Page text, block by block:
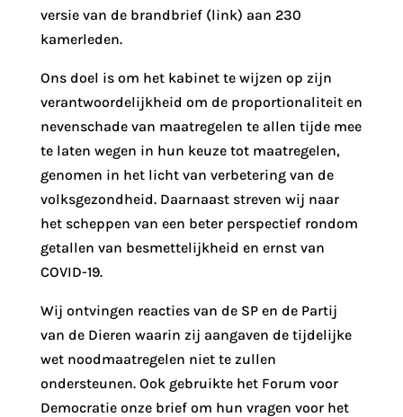
versie van de brandbrief (link) aan 230
kamerleden.
Ons doel is om het kabinet te wijzen op zijn
verantwoordelijkheid om de proportionaliteit en
nevenschade van maatregelen te allen tijde mee
te laten wegen in hun keuze tot maatregelen,
genomen in het licht van verbetering van de
volksgezondheid. Daarnaast streven wij naar
het scheppen van een beter perspectief rondom
getallen van besmettelijkheid en ernst van
COVID-19.
Wij ontvingen reacties van de SP en de Partij
van de Dieren waarin zij aangaven de tijdelijke
wet noodmaatregelen niet te zullen
ondersteunen. Ook gebruikte het Forum voor
Democratie onze brief om hun vragen voor het